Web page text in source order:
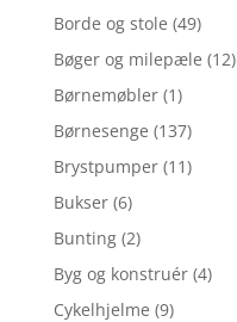
Borde og stole (49)
Bøger og milepæle (12)
Børnemøbler (1)
Børnesenge (137)
Brystpumper (11)
Bukser (6)
Bunting (2)
Byg og konstruér (4)
Cykelhjelme (9)